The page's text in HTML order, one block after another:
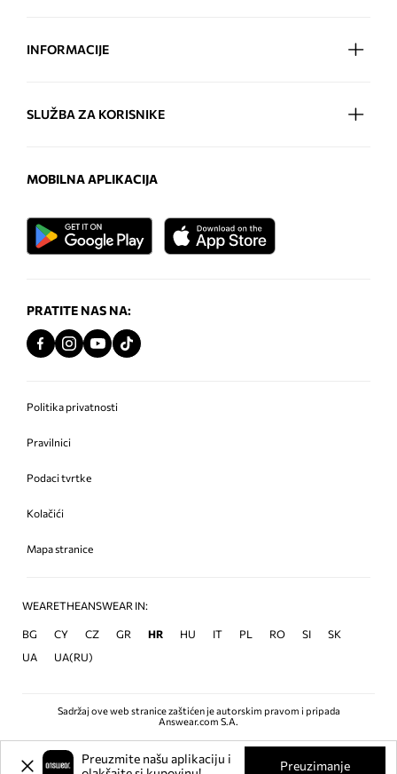
INFORMACIJE
SLUŽBA ZA KORISNIKE
MOBILNA APLIKACIJA
PRATITE NAS NA:
Politika privatnosti
Pravilnici
Podaci tvrtke
Kolačići
Mapa stranice
WEARETHEANSWEAR IN:
BG CY CZ GR HR HU IT PL RO SI
SK
UA
UA(RU)
Sadržaj ove web stranice zaštićen je autorskim pravom i pripada
Answear.com S.A.
Preuzmite našu aplikaciju i
Preuzimanje